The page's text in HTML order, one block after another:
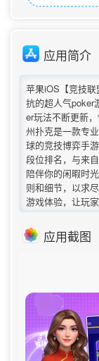
应用简介
苹果iOS【竞技
抗的超人气poker
er玩法不断更新
州扑克是一款专
球的竞技博弈手
段位排名，与来
陪伴你的闲暇时
则和细节，以求
游戏体验，让玩
应用截图